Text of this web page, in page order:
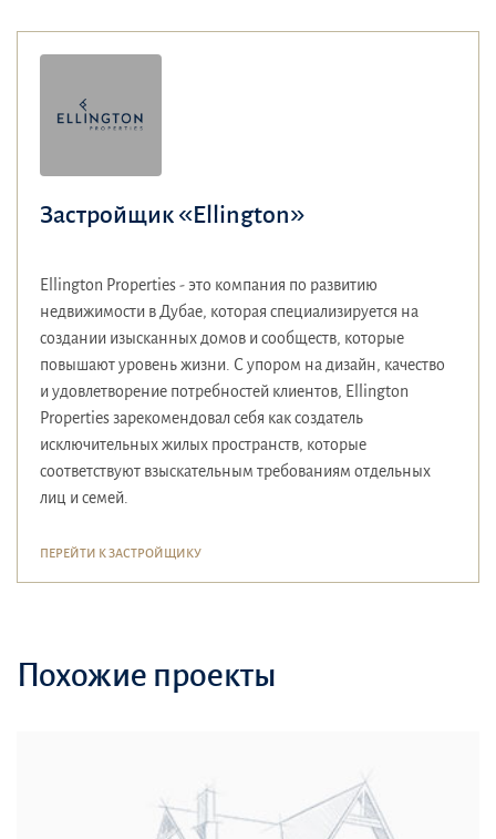
Застройщик «Ellington»
Ellington Properties - это компания по развитию
недвижимости в Дубае, которая специализируется на
создании изысканных домов и сообществ, которые
повышают уровень жизни. С упором на дизайн, качество
и удовлетворение потребностей клиентов, Ellington
Properties зарекомендовал себя как создатель
исключительных жилых пространств, которые
соответствуют взыскательным требованиям отдельных
лиц и семей.
ПЕРЕЙТИ К ЗАСТРОЙЩИКУ
Похожие проекты